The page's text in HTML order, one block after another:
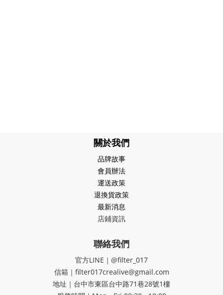
關於我們
品牌故事
會員辦法
運送政策
退換貨政策
最新消息
店鋪資訊
聯絡我們
官方LINE｜@filter_017
信箱｜filter017crealive@gmail.com
地址｜​台中市東區台中路71巷28號1樓